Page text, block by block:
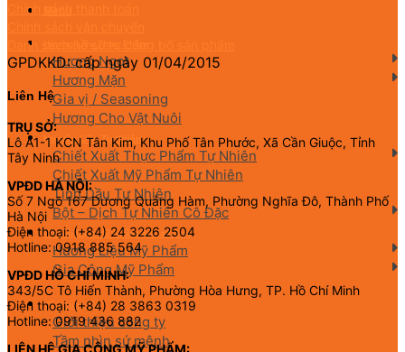
Hương Ngọt
Hương Mặn
Gia vị / Seasoning
Hương Cho Vật Nuôi
Nguyên Liệu Tự Nhiên
Chiết Xuất Thực Phẩm Tự Nhiên
Chiết Xuất Mỹ Phẩm Tự Nhiên
Tinh Dầu Tự Nhiên
Bột – Dịch Tự Nhiên Cô Đặc
Hương Liệu Mỹ Phẩm & Gia Công
Hương Liệu Mỹ Phẩm
Gia Công Mỹ Phẩm
Về chúng tôi
Giới thiệu công ty
Tầm nhìn sứ mệnh
Chính sách thanh toán
Danh sách hồ sơ tự công bố sản phẩm
GPDKKD: cấp ngày 01/04/2015
Liên Hệ
TRỤ SỞ:
Lô A1-1 KCN Tân Kim, Khu Phố Tân Phước, Xã Cần Giuộc, Tỉnh
Tây Ninh
VPĐD HÀ NỘI:
Số 7 Ngõ 167 Dương Quảng Hàm, Phường Nghĩa Đô, Thành Phố
Hà Nội
Điện thoại: (+84) 24 3226 2504
Hotline: 0918 885 564
VPĐD HỒ CHÍ MINH:
343/5C Tô Hiến Thành, Phường Hòa Hưng, TP. Hồ Chí Minh
Điện thoại: (+84) 28 3863 0319
Hotline: 0919 436 882